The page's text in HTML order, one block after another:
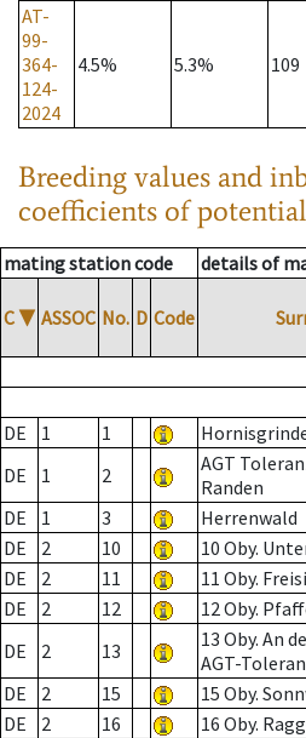
AT-
99-
364-
124-
2024
4.5% 5.3% 109
Breeding values and
coefficients of
mating station code details of
C ▼ ASSOC No. D Code
DE 1 1
DE
1 2
AGT
Randen
DE
1 3 Herrenwald
DE
2 10 10 Oby.
DE
2 11 11 Oby.
DE
2 12 12 Oby.
DE
2 13
13 Oby. An
AGT-
DE
2 15 15 Oby.
DE
2 16 16 Oby.